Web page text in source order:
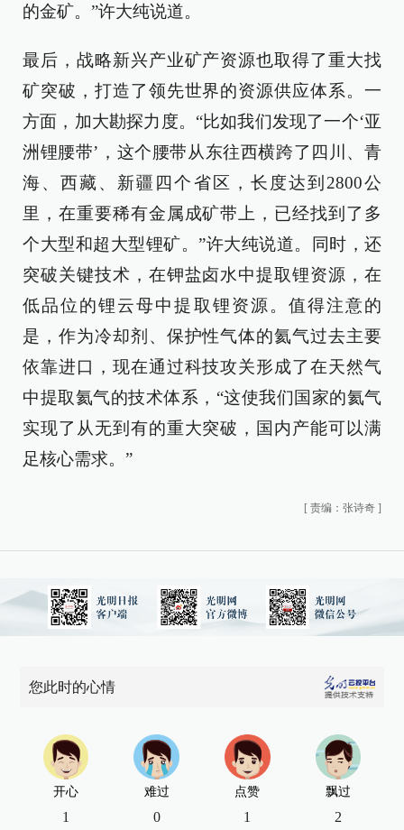
的金矿。”许大纯说道。
最后，战略新兴产业矿产资源也取得了重大找
矿突破，打造了领先世界的资源供应体系。一
方面，加大勘探力度。“比如我们发现了一个‘亚
洲锂腰带’，这个腰带从东往西横跨了四川、青
海、西藏、新疆四个省区，长度达到2800公
里，在重要稀有金属成矿带上，已经找到了多
个大型和超大型锂矿。”许大纯说道。同时，还
突破关键技术，在钾盐卤水中提取锂资源，在
低品位的锂云母中提取锂资源。值得注意的
是，作为冷却剂、保护性气体的氦气过去主要
依靠进口，现在通过科技攻关形成了在天然气
中提取氦气的技术体系，“这使我们国家的氦气
实现了从无到有的重大突破，国内产能可以满
足核心需求。”
[ 责编：张诗奇 ]
您此时的心情
开心
1
难过
0
点赞
1
飘过
2